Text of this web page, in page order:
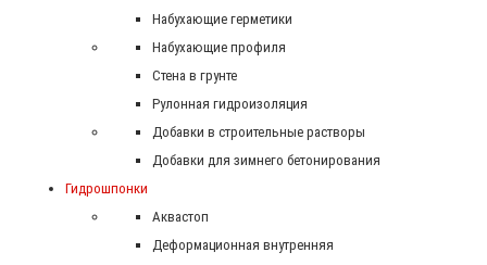
Набухающие герметики
Набухающие профиля
Стена в грунте
Рулонная гидроизоляция
Добавки в строительные растворы
Добавки для зимнего бетонирования
Гидрошпонки
Аквастоп
Деформационная внутренняя